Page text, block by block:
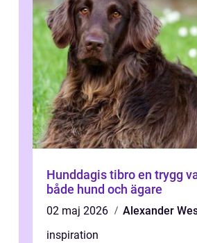
Hunddagis tibro en trygg vardag för
både hund och ägare
02 maj 2026
Alexander
inspiration